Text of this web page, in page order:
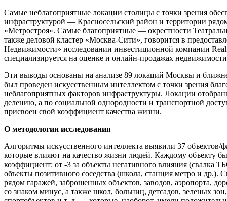
Cамые неблагоприятные локации столицы с точки зрения
инфраструктурой — Красносельский район и территории
«Метростроя». Самые благоприятные — окрестности
также деловой кластер «Москва-Сити», говорится в
Недвижимости» исследовании инвестиционной компании
специализируется на оценке и онлайн-продажах
Эти выводы основаны на анализе 89 локаций Москвы и
был проведен искусственным интеллектом с точки зрения
неблагоприятных факторов инфраструктуры. Локации
делению, а по социальной однородности и транспортной
присвоен свой коэффициент качества жизни.
О методологии исследования
Алгоритмы искусственного интеллекта выявили 37 объектов/
которые влияют на качество жизни людей. Каждому объекту
коэффициент: от -3 за объекты негативного влияния (свалка
объекты позитивного соседства (школа, станция метро и др.).
рядом гаражей, заброшенных объектов, заводов, аэропорта,
со знаком минус, а также школ, больниц, детсадов, зеленых